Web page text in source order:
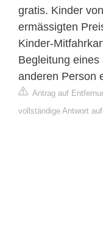
gratis. Kinder
ermässigten
Kinder-
Begleitung
anderen Person
Antrag auf
vollständige Antwort